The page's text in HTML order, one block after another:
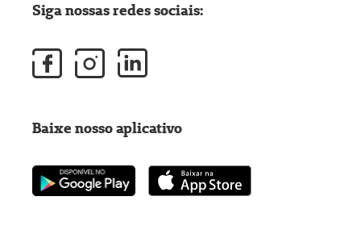
Siga nossas redes sociais:
Baixe nosso aplicativo